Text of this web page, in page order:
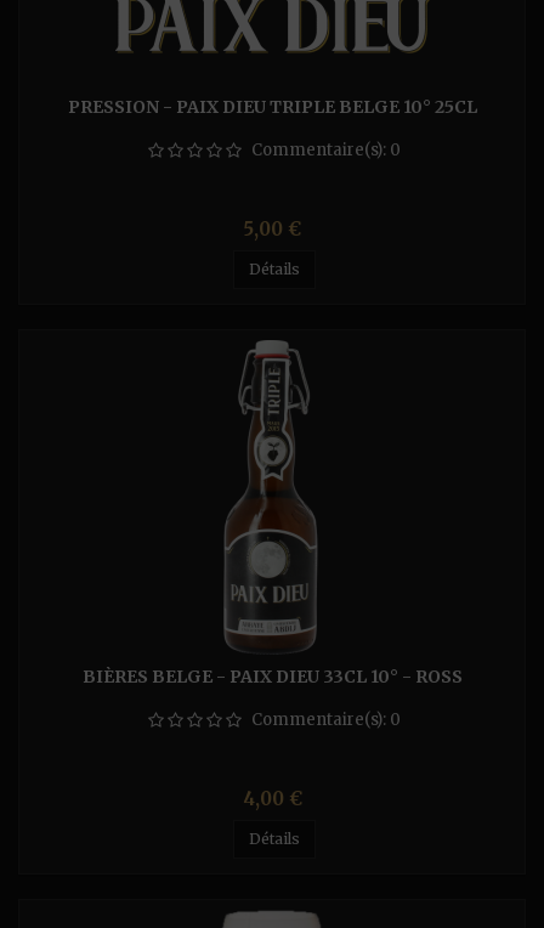
PRESSION - PAIX DIEU TRIPLE BELGE 10° 25CL
Commentaire(s): 0
Prix
5,00 €
Détails
BIÈRES BELGE - PAIX DIEU 33CL 10° - ROSS
Commentaire(s): 0
Prix
4,00 €
Détails